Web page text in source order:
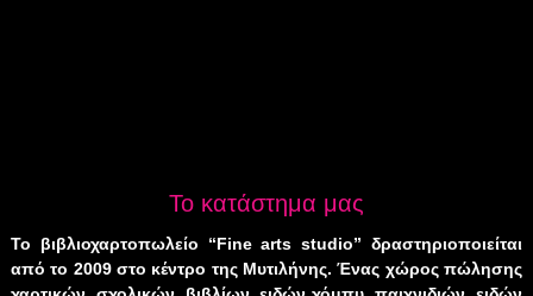
Το κατάστημα μας
Το βιβλιοχαρτοπωλείο “Fine arts studio” δραστηριοποιείται
από το 2009 στο κέντρο της Μυτιλήνης. Ένας χώρος πώλησης